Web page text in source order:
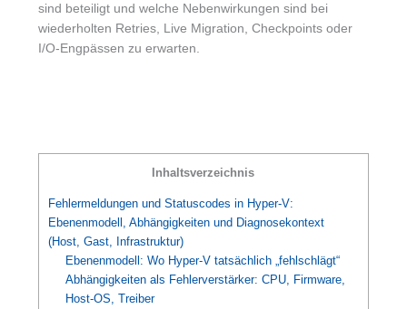
sind beteiligt und welche Nebenwirkungen sind bei
wiederholten Retries, Live Migration, Checkpoints oder
I/O-Engpässen zu erwarten.
Inhaltsverzeichnis
Fehlermeldungen und Statuscodes in Hyper-V:
Ebenenmodell, Abhängigkeiten und Diagnosekontext
(Host, Gast, Infrastruktur)
Ebenenmodell: Wo Hyper-V tatsächlich „fehlschlägt“
Abhängigkeiten als Fehlerverstärker: CPU, Firmware,
Host-OS, Treiber